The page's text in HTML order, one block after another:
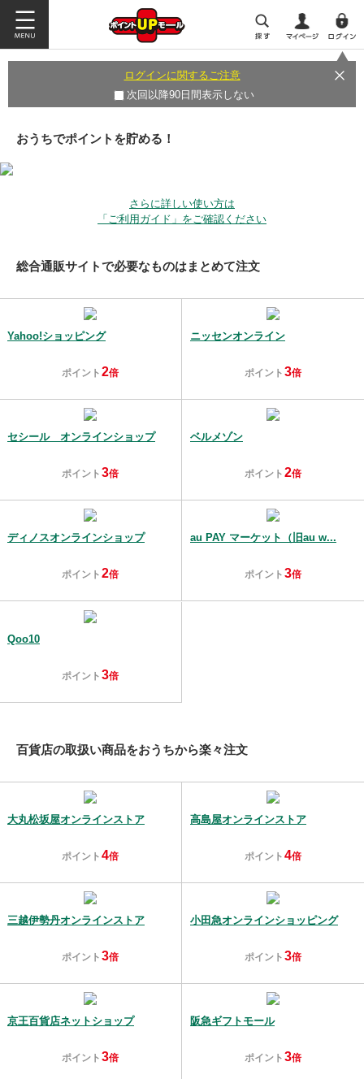
ログインに関するご注意
次回以降90日間表示しない
おうちでポイントを貯める！
さらに詳しい使い方は
「ご利用ガイド」をご確認ください
総合通販サイトで必要なものはまとめて注文
Yahoo!ショッピング
ポイント 2倍
ニッセンオンライン
ポイント 3倍
セシール オンラインショップ
ポイント 3倍
ベルメゾン
ポイント 2倍
ディノスオンラインショップ
ポイント 2倍
au PAY マーケット（旧au w...
ポイント 3倍
Qoo10
ポイント 3倍
百貨店の取扱い商品をおうちから楽々注文
大丸松坂屋オンラインストア
ポイント 4倍
高島屋オンラインストア
ポイント 4倍
三越伊勢丹オンラインストア
ポイント 3倍
小田急オンラインショッピング
ポイント 3倍
京王百貨店ネットショップ
ポイント 3倍
阪急ギフトモール
ポイント 3倍